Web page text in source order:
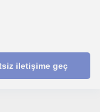
iletişime geç